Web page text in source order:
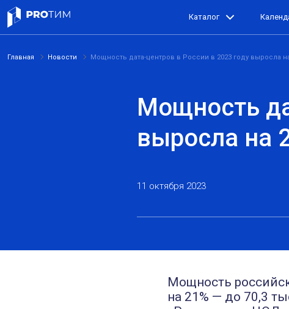
Каталог
Главная Новости Мощность дата-центров в России в 2023 году выросла
Мощность
выросла на
11 октября 2023
Мощность
на 21% — до 70,3